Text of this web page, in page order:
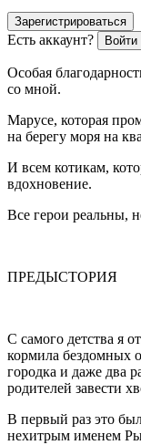
Зарегистрироваться
Есть аккаунт? Войти
Особая
со мной.
Марусе, которая
на берегу моря на
И всем котикам,
вдохновение.
Все герои реальны,
ПРЕДЫСТОРИЯ
С самого детства я
кормила бездомных
городка и даже два
родителей завести
В первый раз это
нехитрым именем